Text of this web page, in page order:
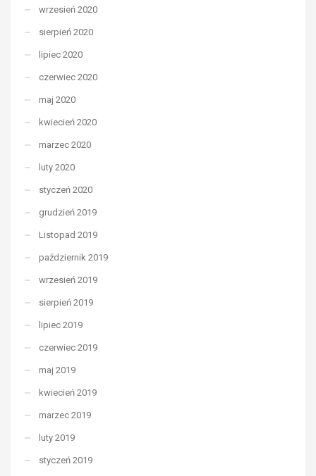
wrzesień 2020
sierpień 2020
lipiec 2020
czerwiec 2020
maj 2020
kwiecień 2020
marzec 2020
luty 2020
styczeń 2020
grudzień 2019
Listopad 2019
październik 2019
wrzesień 2019
sierpień 2019
lipiec 2019
czerwiec 2019
maj 2019
kwiecień 2019
marzec 2019
luty 2019
styczeń 2019